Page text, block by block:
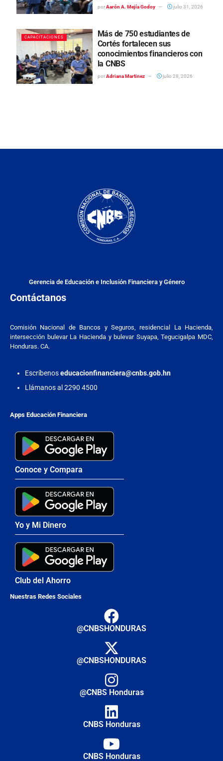
por Aarón A. Mejía Godoy julio 31, 2026
CAPACITACIONES
Más de 750 estudiantes de
Cortés fortalecen sus
conocimientos financieros con
la CNBS
por Adriana Martinez julio 28, 2026
Gerencia de Educación e Inclusión Financiera y Género
Contáctanos
Comisión Nacional de Bancos y Seguros, residencial La Hacienda,
intersección bulevar La Hacienda y bulevar Suyapa, Tegucigalpa MDC,
Honduras. CA.
Escríbenoseducacionfinanciera@cnbs.gob.hn
Llámanos al 2290 4500
Apps Educación Financiera
Conoce y Compara
Yo y Mi Dinero
Club del Ahorro
Nuestras Redes Sociales
@CNBSHONDURAS
@CNBSHONDURAS
@CNBS Honduras
CNBS Honduras
CNBS Honduras